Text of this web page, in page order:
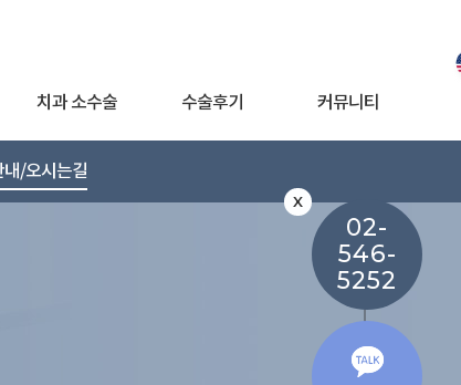
치과 소수술 수술후기 커뮤니티
내/오시는길
X
02-
546-
5252